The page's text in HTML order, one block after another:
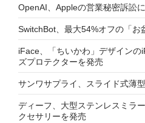
OpenAI、Appleの営業秘密訴訟
SwitchBot、最大54%オフの「お
iFace、「ちいかわ」デザイン
ズプロテクターを発売
サンワサプライ、スライド式薄
ディーフ、大型ステンレスミラ
クセサリーを発売